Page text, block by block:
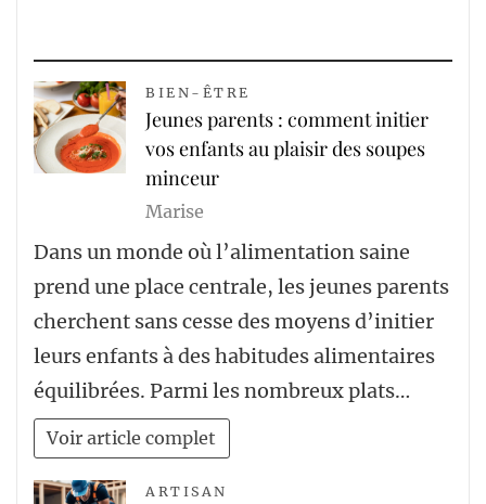
BIEN-ÊTRE
Jeunes parents : comment initier
vos enfants au plaisir des soupes
minceur
Marise
Dans un monde où l’alimentation saine
prend une place centrale, les jeunes parents
cherchent sans cesse des moyens d’initier
leurs enfants à des habitudes alimentaires
équilibrées. Parmi les nombreux plats…
Voir article complet
ARTISAN